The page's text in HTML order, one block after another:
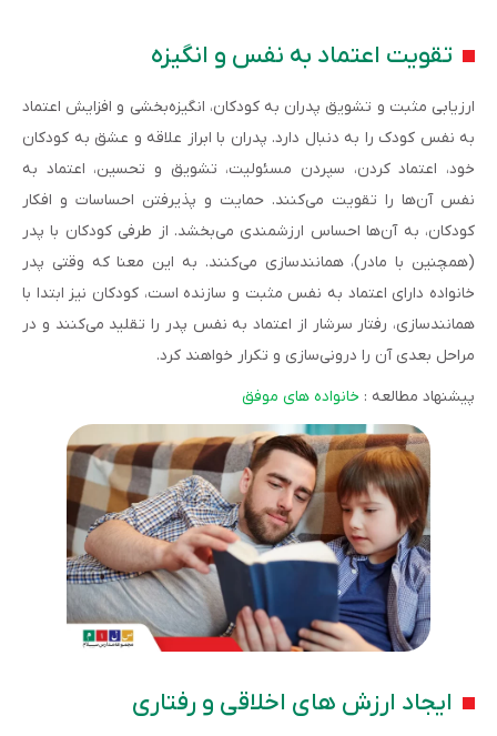
تقویت اعتماد به نفس و انگیزه
ارزیابی مثبت و تشویق پدران به کودکان، انگیزه‌بخشی و افزایش اعتماد
به نفس کودک را به دنبال دارد. پدران با ابراز علاقه و عشق به کودکان
خود، اعتماد کردن، سپردن مسئولیت، تشویق و تحسین، اعتماد به
نفس آن‌ها را تقویت می‌کنند. حمایت و پذیرفتن احساسات و افکار
کودکان، به آن‌ها احساس ارزشمندی می‌بخشد. از طرفی کودکان با پدر
(همچنین با مادر)، همانندسازی می‌کنند. به این معنا که وقتی پدر
خانواده دارای اعتماد به نفس مثبت و سازنده است، کودکان نیز ابتدا با
همانندسازی، رفتار سرشار از اعتماد به نفس پدر را تقلید می‌کنند و در
مراحل بعدی آن را درونی‌سازی و تکرار خواهند کرد.
پیشنهاد مطالعه : خانواده های موفق
ایجاد ارزش های اخلاقی و رفتاری